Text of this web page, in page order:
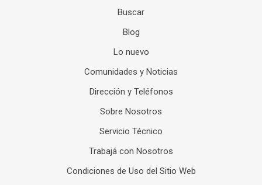
Buscar
Blog
Lo nuevo
Comunidades y Noticias
Dirección y Teléfonos
Sobre Nosotros
Servicio Técnico
Trabajá con Nosotros
Condiciones de Uso del Sitio Web